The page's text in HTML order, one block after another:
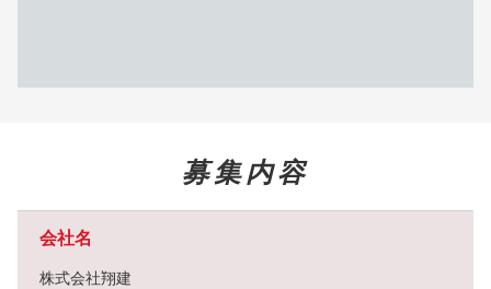
募集内容
会社名
株式会社翔建